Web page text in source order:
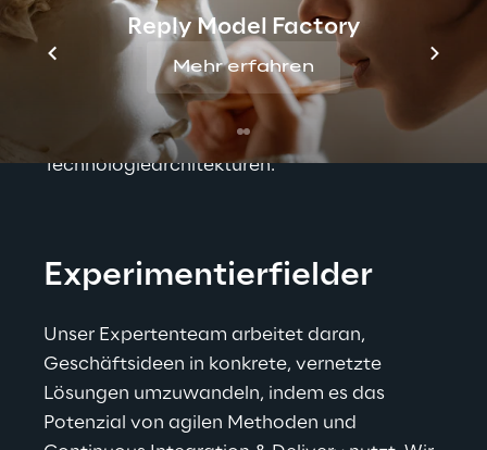
Reply Model Factory
Mehr erfahren
vernetzten Produkten und Dienstleistungen:
von der Value Proposition über das
Customer Journey des Endverbrauchers bis
hin zur Gestaltung detaillierter Schnittstellen
und der Definition von
Technologiearchitekturen.
Experimentierfielder
Unser Expertenteam arbeitet daran,
Geschäftsideen in konkrete, vernetzte
Lösungen umzuwandeln, indem es das
Potenzial von agilen Methoden und